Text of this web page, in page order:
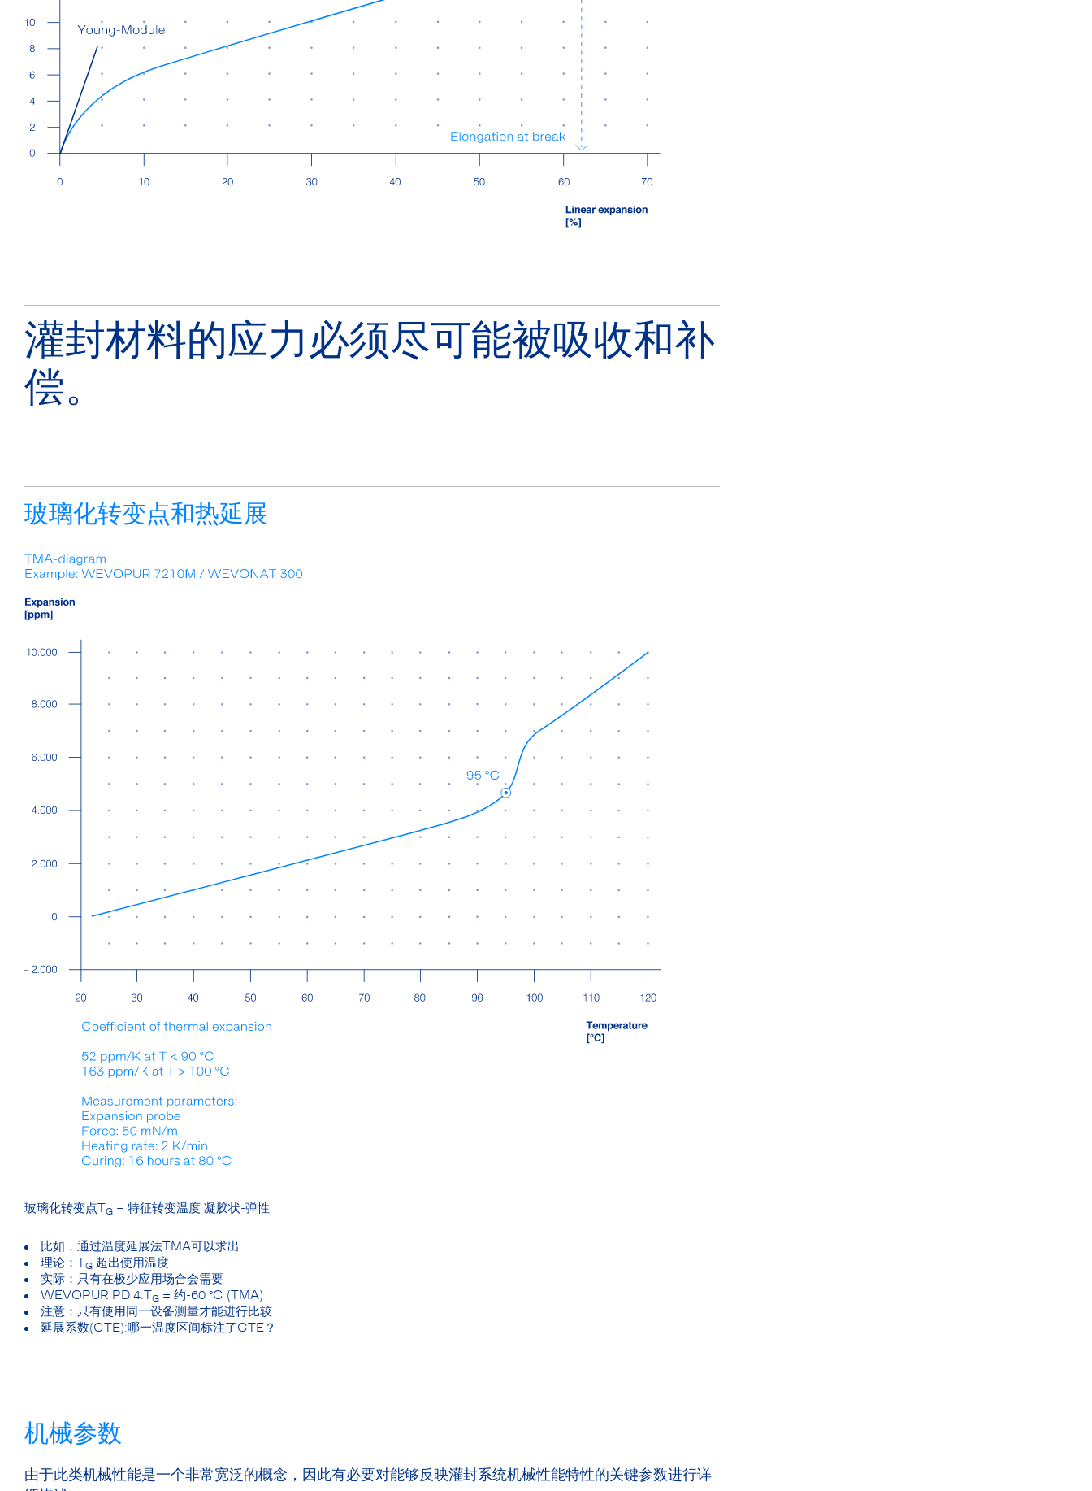
灌封材料的应力必须尽可能被吸收和补
偿。
玻璃化转变点和热延展
玻璃化转变点T G – 特征转变温度 凝胶状-弹性
比如，通过温度延展法TMA可以求出
理论：T
G 超出使用温度
实际：只有在极少应用场合会需要
WEVOPUR PD 4:T
G = 约-60 °C (TMA)
注意：只有使用同一设备测量才能进行比较
延展系数(CTE):哪一温度区间标注了CTE？
机械参数
由于此类机械性能是一个非常宽泛的概念，因此有必要对能够反映灌封系统机械性能特性的关键参数进行详